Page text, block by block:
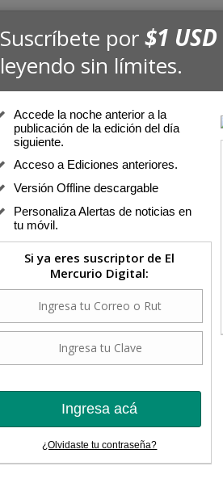
Suscríbete por$1 USD
leyendo sin límites.
Accede la noche anterior a la
publicación de la edición del día
siguiente.
Acceso a Ediciones anteriores.
Versión Offline descargable
Personaliza Alertas de noticias en
tu móvil.
Si ya eres suscriptor de El
Mercurio Digital:
Ingresa acá
¿Olvidaste tu contraseña?